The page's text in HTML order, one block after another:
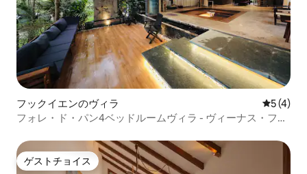
フックイエンのヴィラ レビュー
5 (4)
フォレ・ド・パン4ベッドルームヴィラ - ヴィーナス・フラ
ゲストチョイス
ゲストチョイス